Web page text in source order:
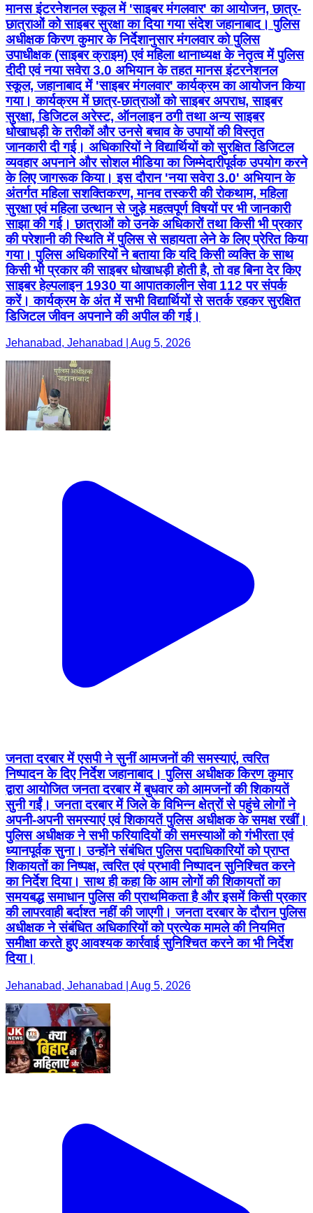
मानस इंटरनेशनल स्कूल में 'साइबर मंगलवार' का आयोजन, छात्र-
छात्राओं को साइबर सुरक्षा का दिया गया संदेश जहानाबाद। पुलिस
अधीक्षक किरण कुमार के निर्देशानुसार मंगलवार को पुलिस
उपाधीक्षक (साइबर क्राइम) एवं महिला थानाध्यक्ष के नेतृत्व में पुलिस
दीदी एवं नया सवेरा 3.0 अभियान के तहत मानस इंटरनेशनल
स्कूल, जहानाबाद में 'साइबर मंगलवार' कार्यक्रम का आयोजन किया
गया। कार्यक्रम में छात्र-छात्राओं को साइबर अपराध, साइबर
सुरक्षा, डिजिटल अरेस्ट, ऑनलाइन ठगी तथा अन्य साइबर
धोखाधड़ी के तरीकों और उनसे बचाव के उपायों की विस्तृत
जानकारी दी गई। अधिकारियों ने विद्यार्थियों को सुरक्षित डिजिटल
व्यवहार अपनाने और सोशल मीडिया का जिम्मेदारीपूर्वक उपयोग करने
के लिए जागरूक किया। इस दौरान 'नया सवेरा 3.0' अभियान के
अंतर्गत महिला सशक्तिकरण, मानव तस्करी की रोकथाम, महिला
सुरक्षा एवं महिला उत्थान से जुड़े महत्वपूर्ण विषयों पर भी जानकारी
साझा की गई। छात्राओं को उनके अधिकारों तथा किसी भी प्रकार
की परेशानी की स्थिति में पुलिस से सहायता लेने के लिए प्रेरित किया
गया। पुलिस अधिकारियों ने बताया कि यदि किसी व्यक्ति के साथ
किसी भी प्रकार की साइबर धोखाधड़ी होती है, तो वह बिना देर किए
साइबर हेल्पलाइन 1930 या आपातकालीन सेवा 112 पर संपर्क
करें। कार्यक्रम के अंत में सभी विद्यार्थियों से सतर्क रहकर सुरक्षित
डिजिटल जीवन अपनाने की अपील की गई।
Jehanabad, Jehanabad | Aug 5, 2026
जनता दरबार में एसपी ने सुनीं आमजनों की समस्याएं, त्वरित
निष्पादन के दिए निर्देश जहानाबाद। पुलिस अधीक्षक किरण कुमार
द्वारा आयोजित जनता दरबार में बुधवार को आमजनों की शिकायतें
सुनी गईं। जनता दरबार में जिले के विभिन्न क्षेत्रों से पहुंचे लोगों ने
अपनी-अपनी समस्याएं एवं शिकायतें पुलिस अधीक्षक के समक्ष रखीं।
पुलिस अधीक्षक ने सभी फरियादियों की समस्याओं को गंभीरता एवं
ध्यानपूर्वक सुना। उन्होंने संबंधित पुलिस पदाधिकारियों को प्राप्त
शिकायतों का निष्पक्ष, त्वरित एवं प्रभावी निष्पादन सुनिश्चित करने
का निर्देश दिया। साथ ही कहा कि आम लोगों की शिकायतों का
समयबद्ध समाधान पुलिस की प्राथमिकता है और इसमें किसी प्रकार
की लापरवाही बर्दाश्त नहीं की जाएगी। जनता दरबार के दौरान पुलिस
अधीक्षक ने संबंधित अधिकारियों को प्रत्येक मामले की नियमित
समीक्षा करते हुए आवश्यक कार्रवाई सुनिश्चित करने का भी निर्देश
दिया।
Jehanabad, Jehanabad | Aug 5, 2026